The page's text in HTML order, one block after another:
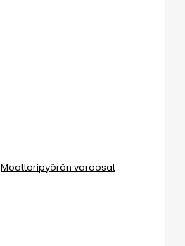
Moottoripyörän varaosat